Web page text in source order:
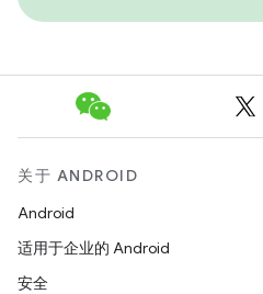
关于 ANDROID
Android
适用于企业的 Android
安全